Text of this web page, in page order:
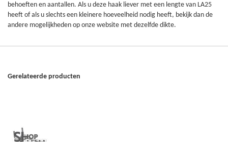
behoeften en aantallen. Als u deze haak liever met een lengte van LA25
heeft of als u slechts een kleinere hoeveelheid nodig heeft, bekijk dan de
andere mogelijkheden op onze website met dezelfde dikte.
Gerelateerde producten